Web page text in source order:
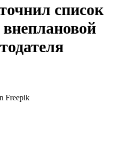
список